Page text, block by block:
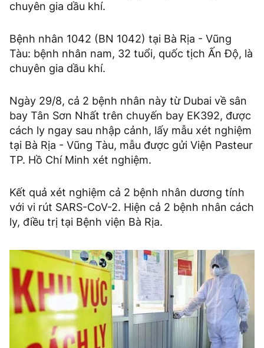
chuyên gia dầu khí.
Bệnh nhân 1042 (BN 1042) tại Bà Rịa - Vũng
Tàu: bệnh nhân nam, 32 tuổi, quốc tịch Ấn Độ, là
chuyên gia dầu khí.
Ngày 29/8, cả 2 bệnh nhân này từ Dubai về sân
bay Tân Sơn Nhất trên chuyến bay EK392, được
cách ly ngay sau nhập cảnh, lấy mẫu xét nghiệm
tại Bà Rịa - Vũng Tàu, mẫu được gửi Viện Pasteur
TP. Hồ Chí Minh xét nghiệm.
Kết quả xét nghiệm cả 2 bệnh nhân dương tính
với vi rút SARS-CoV-2. Hiện cả 2 bệnh nhân cách
ly, điều trị tại Bệnh viện Bà Rịa.